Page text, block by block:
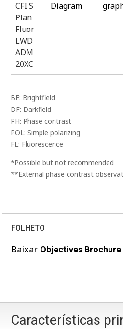
CFI S
Plan
Fluor
LWD
ADM
20XC
Diagram
BF: Brightfield
DF: Darkfield
PH: Phase contrast
POL: Simple polarizing
FL: Fluorescence
*Possible but not recommended
**External phase contrast
FOLHETO
Baixar Objectives Brochure
Características